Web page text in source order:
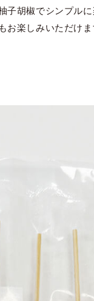
子胡椒でシンプル
お楽しみいただけま